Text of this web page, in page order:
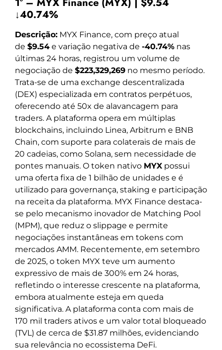
1º – MYX Finance (MYX) | $9.54
↓40.74%
Descrição: MYX Finance, com preço atual
de $9.54 e variação negativa de -40.74% nas
últimas 24 horas, registrou um volume de
negociação de $223,329,269 no mesmo período.
Trata-se de uma exchange descentralizada
(DEX) especializada em contratos perpétuos,
oferecendo até 50x de alavancagem para
traders. A plataforma opera em múltiplas
blockchains, incluindo Linea, Arbitrum e BNB
Chain, com suporte para colaterais de mais de
20 cadeias, como Solana, sem necessidade de
pontes manuais. O token nativo MYXpossui
uma oferta fixa de 1 bilhão de unidades e é
utilizado para governança, staking e participação
na receita da plataforma. MYX Finance destaca-
se pelo mecanismo inovador de Matching Pool
(MPM), que reduz o slippage e permite
negociações instantâneas em tokens com
mercados AMM. Recentemente, em setembro
de 2025, o token MYX teve um aumento
expressivo de mais de 300% em 24 horas,
refletindo o interesse crescente na plataforma,
embora atualmente esteja em queda
significativa. A plataforma conta com mais de
170 mil traders ativos e um valor total bloqueado
(TVL) de cerca de $31.87 milhões, evidenciando
sua relevância no ecossistema DeFi.